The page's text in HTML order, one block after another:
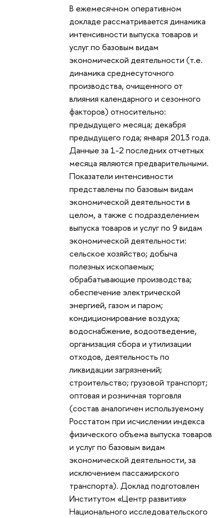
В ежемесячном оперативном
докладе рассматривается динамика
интенсивности выпуска товаров и
услуг по базовым видам
экономической деятельности (т.е.
динамика среднесуточного
производства, очищенного от
влияния календарного и сезонного
факторов) относительно:
предыдущего месяца; декабря
предыдущего года; января 2013 года.
Данные за 1-2 последних отчетных
месяца являются предварительными.
Показатели интенсивности
представлены по базовым видам
экономической деятельности в
целом, а также с подразделением
выпуска товаров и услуг по 9 видам
экономической деятельности:
сельское хозяйство; добыча
полезных ископаемых;
обрабатывающие производства;
обеспечение электрической
энергией, газом и паром;
кондиционирование воздуха;
водоснабжение, водоотведение,
организация сбора и утилизации
отходов, деятельность по
ликвидации загрязнений;
строительство; грузовой транспорт;
оптовая и розничная торговля
(состав аналогичен используемому
Росстатом при исчислении индекса
физического объема выпуска товаров
и услуг по базовым видам
экономической деятельности, за
исключением пассажирского
транспорта). Доклад подготовлен
Институтом «Центр развития»
Национального исследовательского